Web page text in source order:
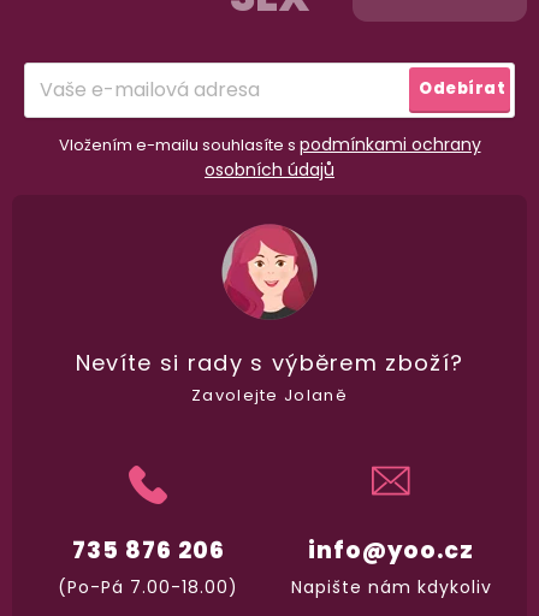
98% spokojenost
recenzí ověřených zakazníků
100% diskrétní balení
vypadá balíček
Vložením e-mailu souhlasíte s podmínkami ochrany
osobních údajů
Odebírat
info@yoo.cz
Napište nám kdykoliv
735 876 206
(Po-Pá 7.00-18.00)
Nevíte si rady s výběrem zboží?
Zavolejte Jolaně